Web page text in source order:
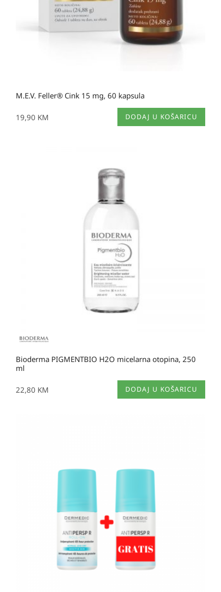
M.E.V. Feller® Cink 15 mg, 60 kapsula
19,90 KM DODAJ U KOŠARICU
Bioderma PIGMENTBIO H2O micelarna otopina, 250
ml
22,80 KM DODAJ U KOŠARICU